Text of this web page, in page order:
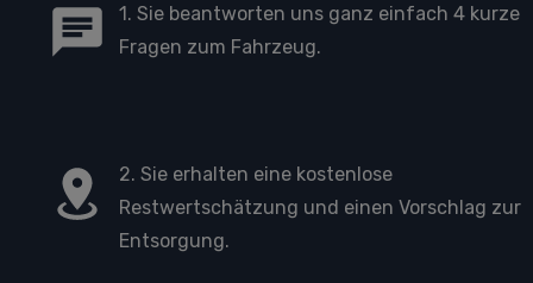
1. Sie beantworten uns ganz einfach 4 kurze
Fragen zum Fahrzeug.
2. Sie erhalten eine kostenlose
Restwertschätzung und einen Vorschlag zur
Entsorgung.